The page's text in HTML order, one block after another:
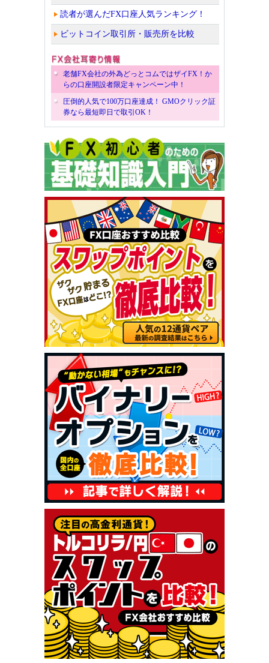
読者が選んだFX口座人気ランキング！
ビットコイン取引所・販売所を比較
老舗FX会社の外為どっとコムではザイFX！か
らの口座開設者限定キャンペーン中！
圧倒的人気で100万口座達成！ GMOクリック証
券なら最短即日で取引OK！